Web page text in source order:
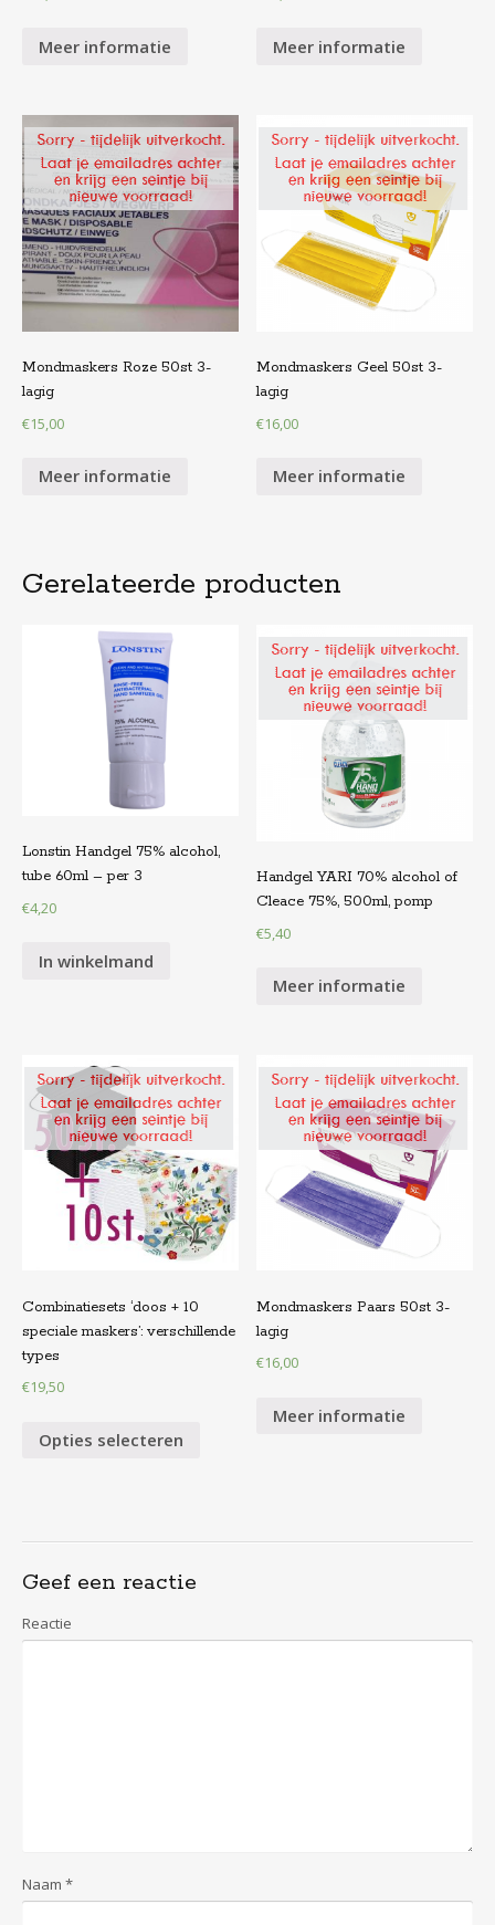
Meer informatie Meer informatie
Mondmaskers Roze 50st 3-
lagig
€15,00
Meer informatie
Mondmaskers Geel 50st 3-
lagig
€16,00
Meer informatie
Gerelateerde producten
Lonstin Handgel 75% alcohol,
tube 60ml – per 3
€4,20
In winkelmand
Handgel YARI 70% alcohol of
Cleace 75%, 500ml, pomp
€5,40
Meer informatie
Combinatiesets ‘doos + 10
speciale maskers’: verschillende
types
€19,50
Opties selecteren
Mondmaskers Paars 50st 3-
lagig
€16,00
Meer informatie
Geef een reactie
Reactie
Naam *